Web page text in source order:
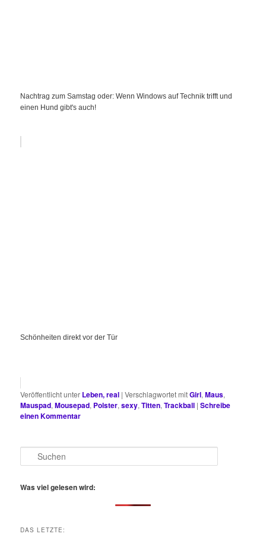
Nachtrag zum Samstag oder: Wenn Windows auf Technik trifft und
einen Hund gibt's auch!
Schönheiten direkt vor der Tür
Veröffentlicht unter Leben, real |Verschlagwortet mitGirl,Maus,
Mauspad,Mousepad, Polster,sexy,Titten,Trackball |Schreibe
einen Kommentar
u
h
Was viel gelesen wird:
DAS LETZTE: